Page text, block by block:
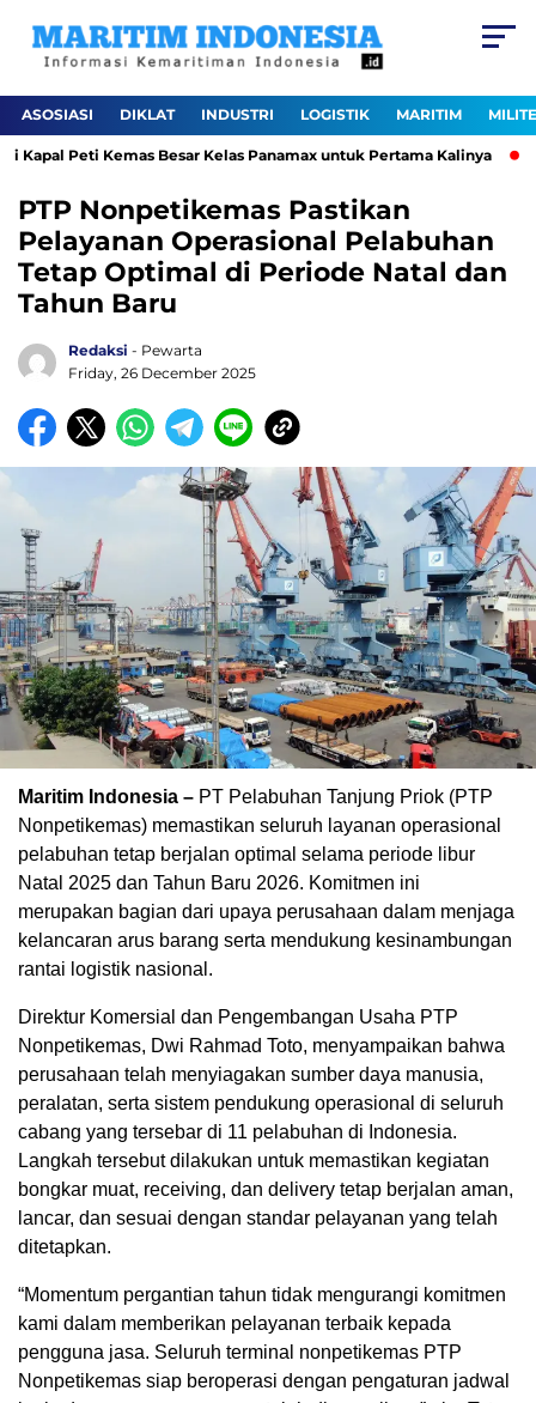
ASOSIASI DIKLAT INDUSTRI LOGISTIK MARITIM
Peti Kemas Besar Kelas Panamax untuk Pertama Kalinya
PTP Nonpetikemas Pastikan
Pelayanan Operasional Pelabuhan
Tetap Optimal di Periode Natal dan
Tahun Baru
Redaksi - Pewarta
Friday, 26 December 2025
Maritim Indonesia – PT Pelabuhan Tanjung Priok (PTP
Nonpetikemas) memastikan seluruh layanan operasional
pelabuhan tetap berjalan optimal selama periode libur
Natal 2025 dan Tahun Baru 2026. Komitmen ini
merupakan bagian dari upaya perusahaan dalam menjaga
kelancaran arus barang serta mendukung kesinambungan
rantai logistik nasional.
Direktur Komersial dan Pengembangan Usaha PTP
Nonpetikemas, Dwi Rahmad Toto, menyampaikan bahwa
perusahaan telah menyiagakan sumber daya manusia,
peralatan, serta sistem pendukung operasional di seluruh
cabang yang tersebar di 11 pelabuhan di Indonesia.
Langkah tersebut dilakukan untuk memastikan kegiatan
bongkar muat, receiving, dan delivery tetap berjalan aman,
lancar, dan sesuai dengan standar pelayanan yang telah
ditetapkan.
“Momentum pergantian tahun tidak mengurangi komitmen
kami dalam memberikan pelayanan terbaik kepada
pengguna jasa. Seluruh terminal nonpetikemas PTP
Nonpetikemas siap beroperasi dengan pengaturan jadwal